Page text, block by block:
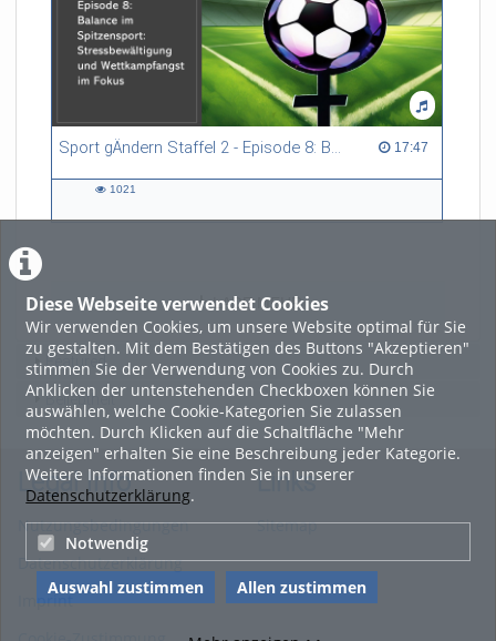
Diese Webseite verwendet Cookies
Wir verwenden Cookies, um unsere Website optimal für Sie
zu gestalten. Mit dem Bestätigen des Buttons "Akzeptieren"
stimmen Sie der Verwendung von Cookies zu. Durch
Anklicken der untenstehenden Checkboxen können Sie
auswählen, welche Cookie-Kategorien Sie zulassen
möchten. Durch Klicken auf die Schaltfläche "Mehr
anzeigen" erhalten Sie eine Beschreibung jeder Kategorie.
Weitere Informationen finden Sie in unserer
Datenschutzerklärung.
Notwendig
Auswahl zustimmen Allen zustimmen
Sport gÄndern Staffel 2 - Episode 8: Balance im Spitzensport: Stressbewältigung und Wettkampfangst im Fokus 17:47
17:47 duration
1021
LADE MEHR
Featured
Beliebtheit
Legal Info
Nutzungsbedingungen
Datenschutzerklärung
Imprint
Links
Sitemap